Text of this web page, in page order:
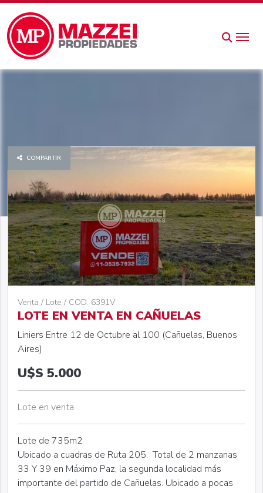
COMPARTIR
Venta / Lote / COD. 6391V
LOTE EN VENTA EN CAÑUELAS
Liniers Entre 12 de Octubre al 100 (Cañuelas, Buenos
Aires)
U$S 5.000
Lote en venta
Lote de 735m2
Ubicado a cuadras de Ruta 205. Total de 2 manzanas
33 Y 39 en Máximo Paz, la segunda localidad más
importante del partido de Cañuelas. Ubicado a pocas